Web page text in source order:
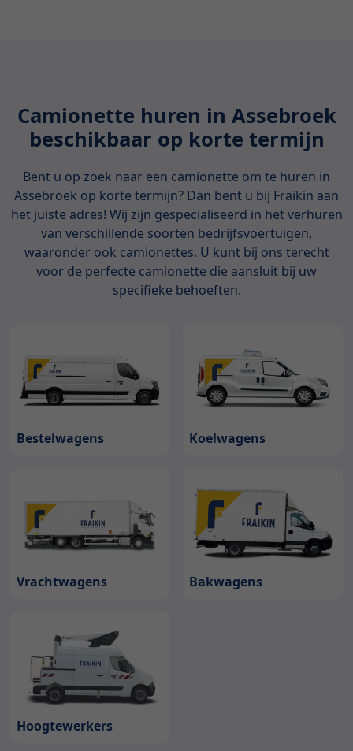
Camionette huren in Assebroek
beschikbaar op korte termijn
Bent u op zoek naar een camionette om te huren in
Assebroek op korte termijn? Dan bent u bij Fraikin aan
het juiste adres! Wij zijn gespecialiseerd in het verhuren
van verschillende soorten bedrijfsvoertuigen,
waaronder ook camionettes. U kunt bij ons terecht
voor de perfecte camionette die aansluit bij uw
specifieke behoeften.
Bestelwagens Koelwagens
Vrachtwagens Bakwagens
Hoogtewerkers